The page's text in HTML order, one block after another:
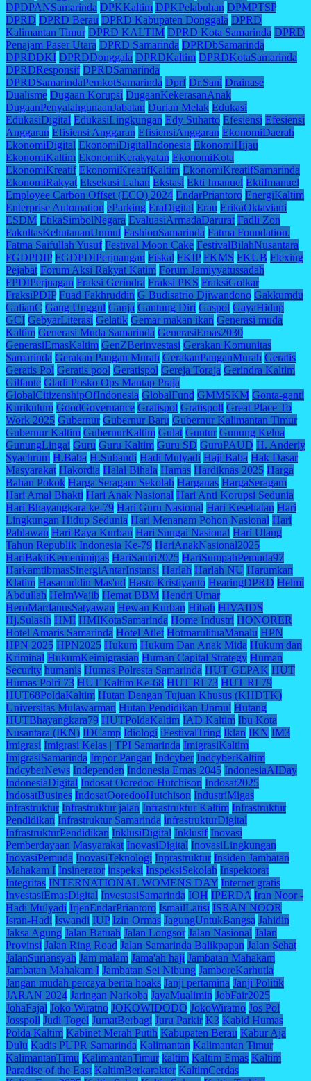
DPDPANSamarinda DPKKaltim DPKPelabuhan DPMPTSP
DPRD DPRD Berau DPRD Kabupaten Donggala DPRD
Kalimantan Timur DPRD KALTIM DPRD Kota Samarinda DPRD
Penajam Paser Utara DPRD Samarinda DPRDbSamarinda
DPRDDKI DPRDDonggala DPRDKaltim DPRDKotaSamarinda
DPRDResponsif DPRDSamarinda
DPRDSamarindaPemkotSamarinda Dprf Dr.Sani Drainase
Dualisme Dugaan Korupsi DugaanKekerasanAnak
DugaanPenyalahgunaanJabatan Durian Melak Edukasi
EdukasiDigital EdukasiLingkungan Edy Suharto Efesiensi Efesiensi
Anggaran Efisiensi Anggaran EfisiensiAnggaran EkonomiDaerah
EkonomiDigital EkonomiDigitalIndonesia EkonomiHijau
EkonomiKaltim EkonomiKerakyatan EkonomiKota
EkonomiKreatif EkonomiKreatifKaltim EkonomiKreatifSamarinda
EkonomiRakyat Eksekusi Lahan Ekstasi Ekti Imanuel EktiImanuel
Employee Carbon Offset (ECO) 2024 EndarPriantoro EnergiKaltim
Enterprise Automation eParking EraDigital Erau ErikaOktaviani
ESDM EtikaSimbolNegara EvaluasiArmadaDarurat Fadli Zon
FakultasKehutananUnmul FashionSamarinda Fatma Foundation.
Fatma Saifullah Yusuf Festival Moon Cake FestivalBilahNusantara
FGDPDIP FGDPDIPerjuangan Fiskal FKIP FKMS FKUB Flexing
Pejabat Forum Aksi Rakyat Katim Forum Jamiyyatussadah
FPDIPerjuagan Fraksi Gerindra Fraksi PKS FraksiGolkar
FraksiPDIP Fuad Fakhruddin G Budisatrio Djiwandono Gakkumdu
GalianC Gang Unggul Ganja Gantung Diri Gaspol GayaHidup
GCI GebyarLiterasi Gelatik Gemar makan ikan Generasi muda
Kaltim Generasi Muda Samarinda GenerasiEmas2030
GenerasiEmasKaltim GenZBerinvestasi Gerakan Komunitas
Samarinda Gerakan Pangan Murah GerakanPanganMurah Geratis
Geratis Pol Geratis pool Geratispol Gereja Toraja Gerindra Kaltim
Gilfante Gladi Posko Ops Mantap Praja
GlobalCitizenshipOfIndonesia GlobalFund GMMSKM Gonta-ganti
Kurikulum GoodGovernance Gratispol Gratispoll Great Place To
Work 2025 Gubernur Gubernur Baru Gubernur Kalimantan Timur
Gubernur Kaltim GubernurKaltim Gulat Guntur Gunung Kelua
GunungLingai Guru Guru Kaltim Guru SD GuruPAUD H. Anderiy
Syachrum H.Baba H.Subandi Hadi Mulyadi Haji Baba Hak Dasar
Masyarakat Hakordia Halal Bihala Hamas Hardiknas 2025 Harga
Bahan Pokok Harga Seragam Sekolah Harganas HargaSeragam
Hari Amal Bhakti Hari Anak Nasional Hari Anti Korupsi Sedunia
Hari Bhayangkara ke-79 Hari Guru Nasional Hari Kesehatan Hari
Lingkungan Hidup Sedunia Hari Menanam Pohon Nasional Hari
Pahlawan Hari Raya Kurban Hari Sungai Nasional Hari Ulang
Tahun Republik Indonesia Ke-79 HariAnakNasional2025
HariBaktiKemenimipas HariSantri2025 HariSumpahPemuda97
HarkamtibmasSinergiAntarInstansi Harlah Harlah NU Harumkan
Klatim Hasanuddin Mas'ud Hasto Kristiyanto HearingDPRD Helmi
Abdullah HelmWajib Hemat BBM Hendri Umar
HeroMardanusSatyawan Hewan Kurban Hibah HIVAIDS
Hj.Sulasih HMI HMIKotaSamarinda Home Industri HONORER
Hotel Amaris Samarinda Hotel Atlet HotmarulituaManalu HPN
HPN 2025 HPN2025 Hukum Hukum Dan Anak Mida Hukum dan
Kriminal HukumKeimigrasian Human Capital Strategy Human
Security humanis Humas Polresta Samarinda HUT GEPAK HUT
Humas Polri 73 HUT Kaltim Ke-68 HUT RI 73 HUT RI 79
HUT68PoldaKaltim Hutan Dengan Tujuan Khusus (KHDTK)
Universitas Mulawarman Hutan Pendidikan Unmul Hutang
HUTBhayangkara79 HUTPoldaKaltim IAD Kaltim Ibu Kota
Nusantara (IKN) IDCamp Idiologi iFestivalTring Iklan IKN IM3
Imigrasi Imigrasi Kelas | TPI Samarinda ImigrasiKaltim
ImigrasiSamarinda Impor Pangan Indcyber IndcyberKaltim
IndcyberNews Independen Indonesia Emas 2045 IndonesiaAIDay
IndonesiaDigital Indosat Ooredoo Hutchison Indosat2025
IndosatBusines IndosatOoredooHutchison IndustriMigas
infrastruktur Infrastruktur jalan Infrastruktur Kaltim Infrastruktur
Pendidikan Infrastruktur Samarinda infrastrukturDigital
InfrastrukturPendidikan InklusiDigital Inklusif Inovasi
Pemberdayaan Masyarakat InovasiDigital InovasiLingkungan
InovasiPemuda InovasiTeknologi Inprastruktur Insiden Jambatan
Mahakam I Insinerator inspeksi InspeksiSekolah Inspektorat
Integritas INTERNATIONAL WOMENS DAY Internet gratis
InvestasiEmasDigital InvestasiSamarinda IOH IPERDA Iran Noor -
Hadi Mulyadi IrjenEndarPriantoro IsmailLatisi ISRAN NOOR
Isran-Hadi Iswandi IUP Izin Ormas JagungUntukBangsa Jahidin
Jaksa Agung Jalan Batuah Jalan Longsor Jalan Nasional Jalan
Provinsi Jalan Ring Road Jalan Samarinda Balikpapan Jalan Sehat
JalanSuriansyah Jam malam Jama'ah haji Jambatan Mahakam
Jambatan Mahakam I Jambatan Sei Nibung JamboreKarhutla
Jangan mudah percaya berita hoaks Janji pertamina Janji Politik
JARAN 2024 Jaringan Narkoba JayaMualimin JobFair2025
JohaFajal Joko Wiratno JOKOWIDODO JokoWiratno Jos Pol
Josspoll Judi Togel JumatBerbagi Juru Parkir K3 Kabid Humas
Polda Kaltim Kabinet Merah Putih Kabupaten Berau Kabur Aja
Dulu Kadis PUPR Samarinda Kalimantan Kalimantan Timur
KalimantanTimu KalimantanTimur kaltim Kaltim Emas Kaltim
Paradise of the East KaltimBerkarakter KaltimCerdas